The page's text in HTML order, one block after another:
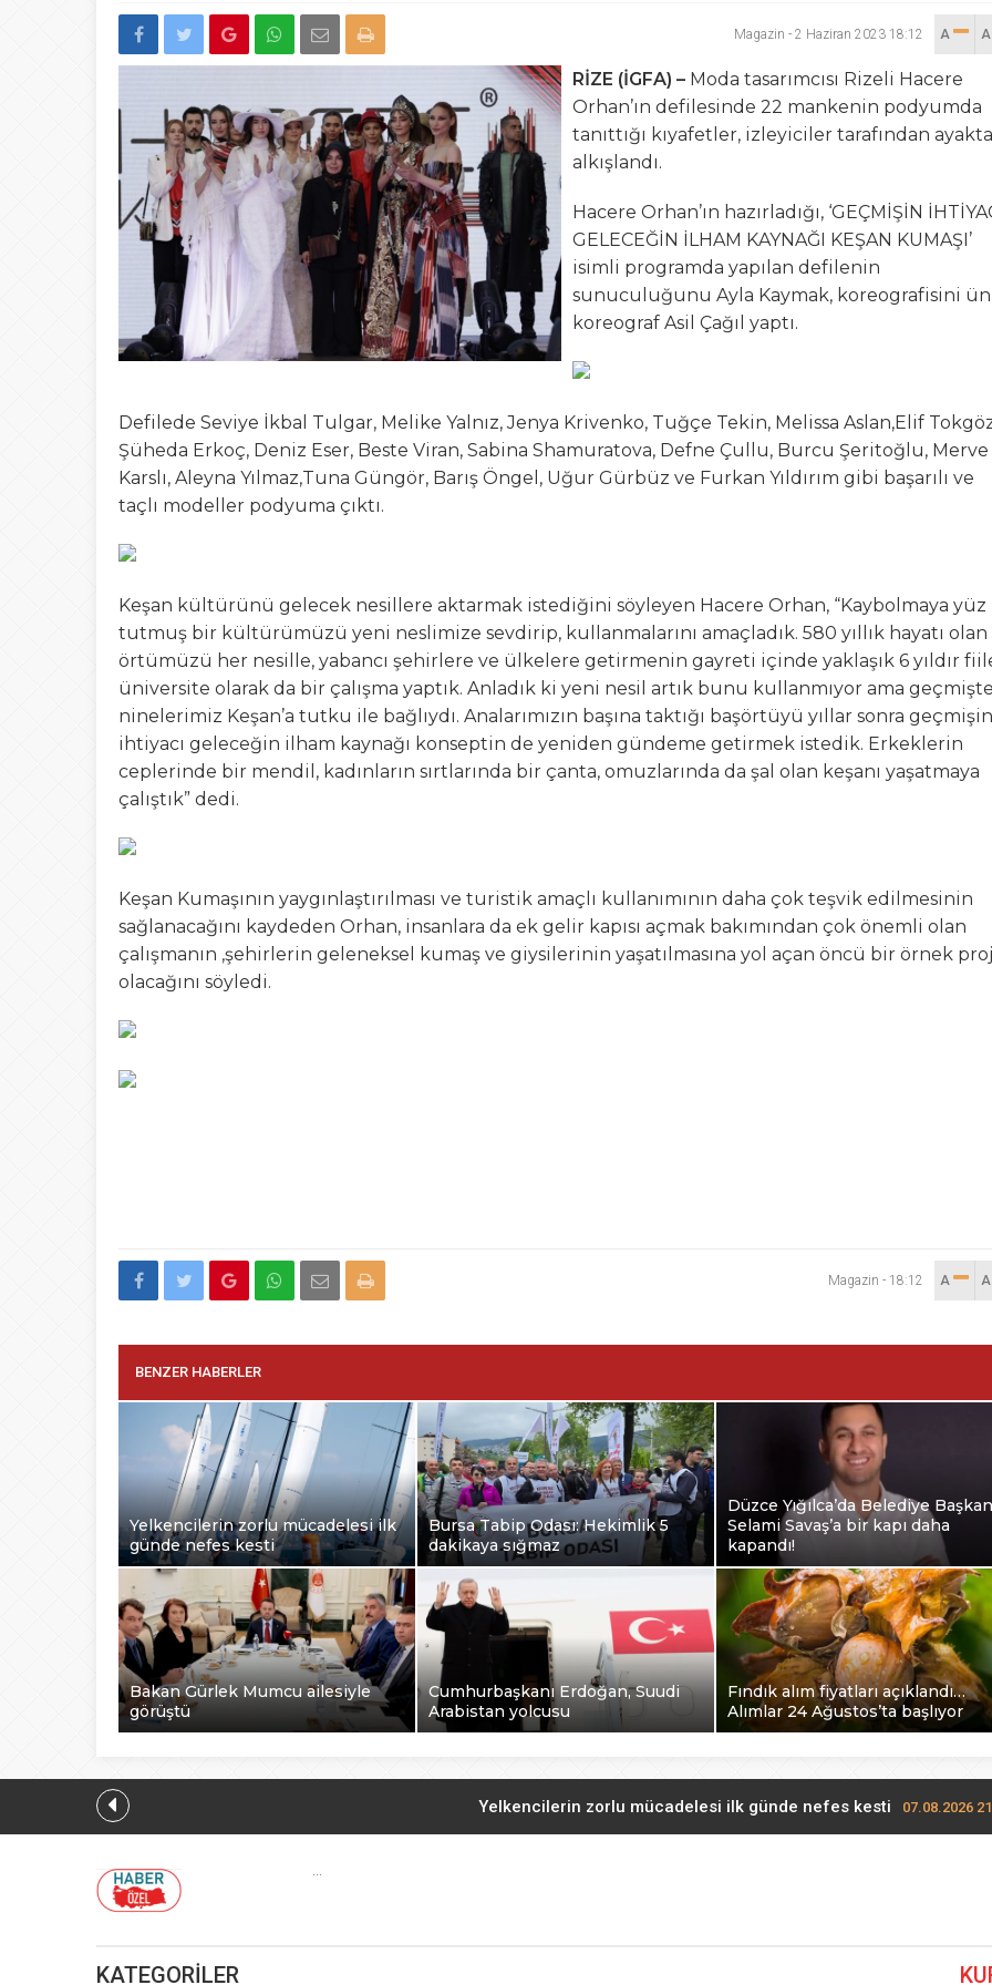
22:00 Düzce’de “Yetki Alanı” Tartışması: Belediye Başkanı Özlü’ye Yönelik Sözlere
Şafak Engin’den “asılsız haber” açıklaması
15:02 Türk Avcıları Kütahya Valisine tepki gösterdi
00:22 Yığılca’da Patpat Kazası: 3’ü Çocuk 7 Kişi Yaralandı
23:50 Akçakoca’da boğulma paniği
Magazin - 2 Haziran 2023 18:12 A
RİZE (İGFA) – Moda tasarımcısı Rizeli Hacere
Orhan’ın defilesinde 22 mankenin podyumda
tanıttığı kıyafetler, izleyiciler tarafından ayakta
alkışlandı.
Hacere Orhan’ın hazırladığı, ‘GEÇMİŞİN
GELECEĞİN İLHAM KAYNAĞI KEŞAN KUMAŞI’
isimli programda yapılan defilenin
sunuculuğunu Ayla Kaymak, koreografisini
koreograf Asil Çağıl yaptı.
Defilede Seviye İkbal Tulgar, Melike Yalnız, Jenya Krivenko, Tuğçe Tekin, Melissa Aslan,Elif
Şüheda Erkoç, Deniz Eser, Beste Viran, Sabina Shamuratova, Defne Çullu, Burcu Şeritoğlu, Merve
Karslı, Aleyna Yılmaz,Tuna Güngör, Barış Öngel, Uğur Gürbüz ve Furkan Yıldırım gibi başarılı ve
taçlı modeller podyuma çıktı.
Keşan kültürünü gelecek nesillere aktarmak istediğini söyleyen Hacere Orhan, “Kaybolmaya yüz
tutmuş bir kültürümüzü yeni neslimize sevdirip, kullanmalarını amaçladık. 580 yıllık hayatı olan
örtümüzü her nesille, yabancı şehirlere ve ülkelere getirmenin gayreti içinde yaklaşık 6 yıldır
üniversite olarak da bir çalışma yaptık. Anladık ki yeni nesil artık bunu kullanmıyor ama
ninelerimiz Keşan’a tutku ile bağlıydı. Analarımızın başına taktığı başörtüyü yıllar sonra geçmişin
ihtiyacı geleceğin ilham kaynağı konseptin de yeniden gündeme getirmek istedik. Erkeklerin
ceplerinde bir mendil, kadınların sırtlarında bir çanta, omuzlarında da şal olan keşanı yaşatmaya
çalıştık” dedi.
Keşan Kumaşının yaygınlaştırılması ve turistik amaçlı kullanımının daha çok teşvik edilmesinin
sağlanacağını kaydeden Orhan, insanlara da ek gelir kapısı açmak bakımından çok önemli olan
çalışmanın ,şehirlerin geleneksel kumaş ve giysilerinin yaşatılmasına yol açan öncü bir örnek
olacağını söyledi.
Magazin - 18:12 A
BENZER HABERLER
Yelkencilerin zorlu mücadelesi ilk
günde nefes kesti
Bursa Tabip Odası: Hekimlik 5
dakikaya sığmaz
Düzce Yığılca’da Belediye
Selami Savaş’a bir kapı daha
kapandı!
Bakan Gürlek Mumcu ailesiyle
görüştü
Cumhurbaşkanı Erdoğan, Suudi
Arabistan yolcusu
Fındık alım fiyatları açıklandı…
Alımlar 24 Ağustos’ta başlıyor
Yelkencilerin zorlu mücadelesi ilk günde nefes kesti 07.08.2026
KATEGORİLER